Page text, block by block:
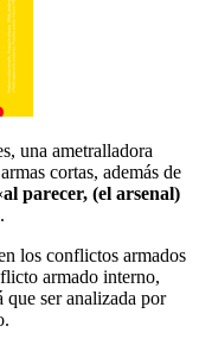
una ametralladora
cortas, además de
al parecer, (el arsenal)
.
los conflictos armados
armado interno,
ser analizada por